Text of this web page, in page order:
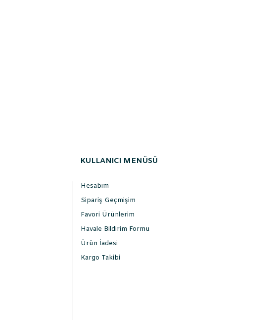
KULLANICI MENÜSÜ
Hesabım
Sipariş Geçmişim
Favori Ürünlerim
Havale Bildirim Formu
Ürün İadesi
Kargo Takibi